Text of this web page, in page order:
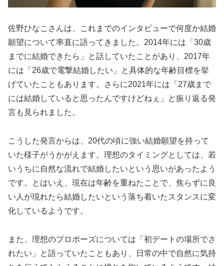
佐野ひなこさんは、これまでのインタビューで何度か結婚
願望について率直に語ってきました。2014年には「30歳
までに結婚できたら」と話していたことがあり、2017年
には「26歳で電撃結婚したい」と具体的な年齢目標を挙
げていたこともあります。さらに2021年には「27歳まで
には結婚していると思ったんですけどねぇ」と振り返る発
言も見られました。
こうした発言からは、20代の頃に強い結婚願望を持って
いた様子がうかがえます。理想のタイミングとしては、若
いうちに自然な流れで結婚したいという思いがあったよう
です。とはいえ、現在は年齢を重ねたことで、焦らずに良
い人が現れたら結婚したいという落ち着いたスタンスに変
化しているようです。
また、理想のプロポーズについては「初デートの場所でさ
れたい」と語っていたこともあり、日常の中で自然に気持